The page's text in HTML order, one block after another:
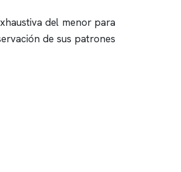
del menor para
de sus patrones